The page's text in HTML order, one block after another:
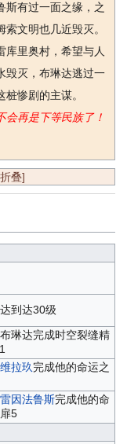
斯有过一面之缘，之
文明也几近毁灭。
库里奥村，希望与人
灭，布琳达逃过一
惨剧的主谋。
再是下等民族了！
叠]
到达30级
琳达完成时空裂缝精
维拉玖完成他的命运之
雷因法鲁斯完成他的命
5